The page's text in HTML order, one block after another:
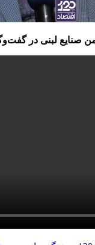
لبنی در گفت‌وگو با